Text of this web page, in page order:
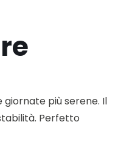
più serene. Il
Perfetto